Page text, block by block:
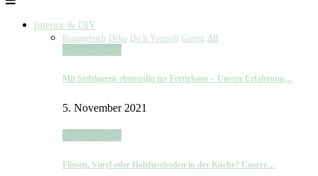
Interior & DIY
Bautagebuch Deko Do It Yourself Garten All
Mit Stelzlagern ebenerdig ins Fertighaus – Unsere Erfahrung…
5. November 2021
Fliesen, Vinyl oder Holzfussboden in der Küche? Unsere…